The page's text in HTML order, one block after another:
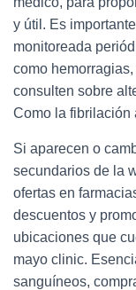
y útil. Es
monitoreada
como
consulten sobre
Como la fibrilación
Si aparecen o
secundarios de la
ofertas en
descuentos y
ubicaciones que
mayo clinic.
sanguíneos,